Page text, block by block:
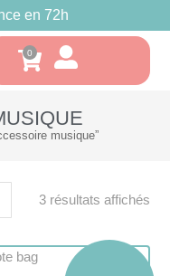
en 72h
musique”
3 résultats affichés